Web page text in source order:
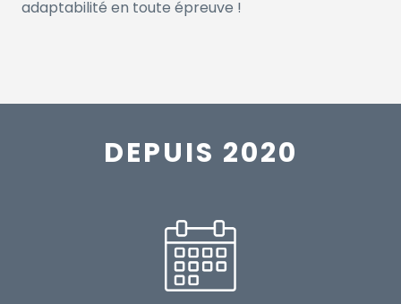
adaptabilité en toute épreuve !
DEPUIS 2020